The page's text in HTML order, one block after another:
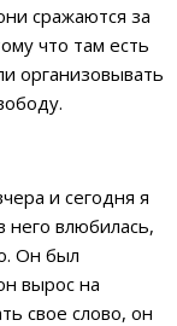
сражаются за
что там есть
организовывать
и сегодня я
него влюбилась,
Он был
вырос на
свое слово, он